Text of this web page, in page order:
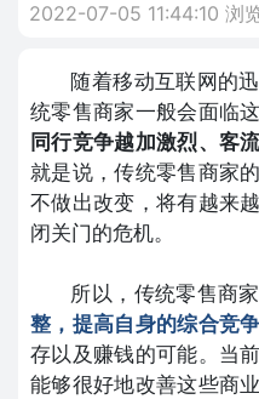
2022-07-05 11:44:10 浏
随着移动互联网的
统零售商家一般会面临
同行竞争越加激烈、客
就是说，传统零售商家
不做出改变，将有越来
闭关门的危机。
所以，传统零售商
整，提高自身的综合竞
存以及赚钱的可能。当
能够很好地改善这些商